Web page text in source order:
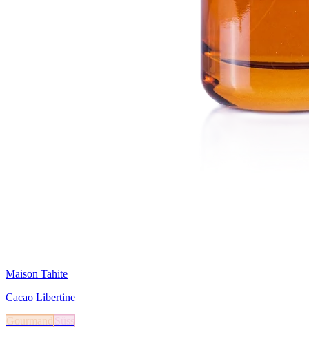
Maison Tahite
Cacao Libertine
Gourmand Süss